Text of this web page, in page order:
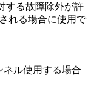
する故障除外が許
れる場合に使用で
ネル使用する場合